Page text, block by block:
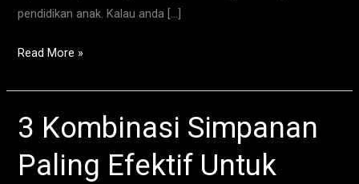
pendidikan anak. Kalau anda […]
Read More »
3 Kombinasi Simpanan
Paling Efektif Untuk
3
Kombinasi
Simpanan